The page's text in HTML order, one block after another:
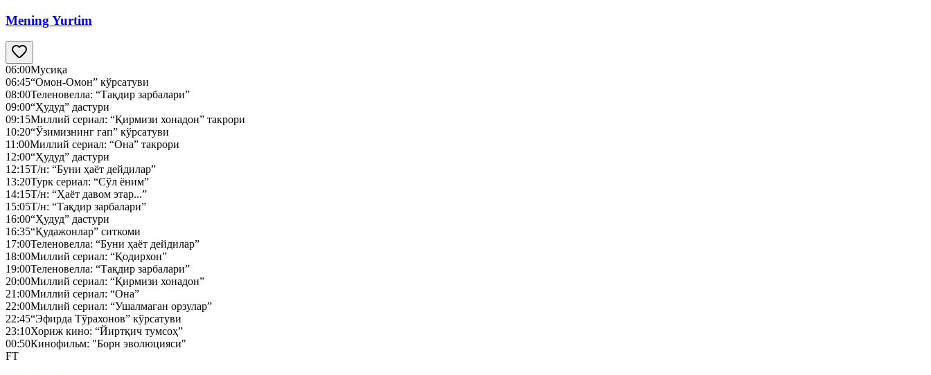
Mening Yurtim
06:00Мусиқа
06:45“Омон-Омон” кўрсатуви
08:00Теленовелла: “Тақдир зарбалари”
09:00“Ҳудуд” дастури
09:15Миллий сериал: “Қирмизи хонадон” такрори
10:20“Ўзимизнинг гап” кўрсатуви
11:00Миллий сериал: “Она” такрори
12:00“Ҳудуд” дастури
12:15Т/н: “Буни ҳаёт дейдилар”
13:20Турк сериал: “Сўл ёним”
14:15Т/н: “Ҳаёт давом этар...”
15:05Т/н: “Тақдир зарбалари”
16:00“Ҳудуд” дастури
16:35“Қудажонлар” ситкоми
17:00Теленовелла: “Буни ҳаёт дейдилар”
18:00Миллий сериал: “Қодирхон”
19:00Теленовелла: “Тақдир зарбалари”
20:00Миллий сериал: “Қирмизи хонадон”
21:00Миллий сериал: “Она”
22:00Миллий сериал: “Ушалмаган орзулар”
22:45“Эфирда Тўрахонов” кўрсатуви
23:10Хориж кино: “Йиртқич тумсоҳ”
00:50Кинофильм: "Борн эволюцияси"
FT